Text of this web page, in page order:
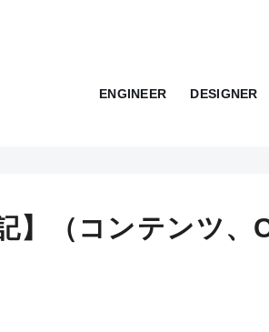
ENGINEER DESIGNER
】（コンテンツ、